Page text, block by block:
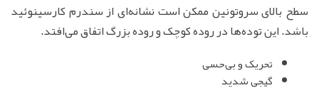
سطح بالای سروتونین ممکن است نشانه‌ای از سندرم کارسینوئید
باشد. این توده‌ها در روده کوچک و روده بزرگ اتفاق می‌افتد.
تحریک و بی‌حسی
گیجی شدید